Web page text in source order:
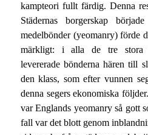
kampteori fullt färdig. Denna
Städernas borgerskap
medelbönder (yeomanry) förde
märkligt: i alla de tre stora
levererade bönderna hären till
den klass, som efter vunnen
denna segers ekonomiska
var Englands yeomanry så gott
fall var det blott genom